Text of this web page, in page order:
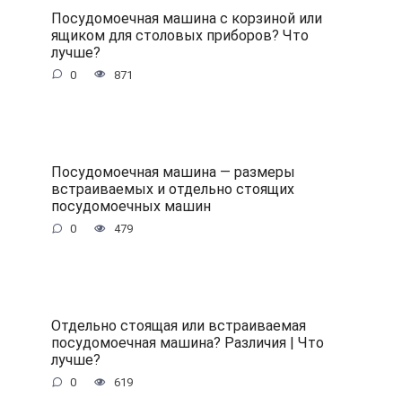
Посудомоечная машина с корзиной или
ящиком для столовых приборов? Что
лучше?
0 871
Посудомоечная машина — размеры
встраиваемых и отдельно стоящих
посудомоечных машин
0 479
Отдельно стоящая или встраиваемая
посудомоечная машина? Различия | Что
лучше?
0 619